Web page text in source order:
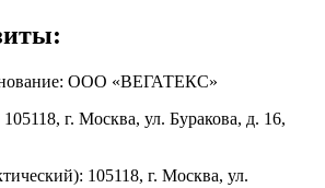
ООО «ВЕГАТЕКС»
г. Москва, ул. Буракова, д. 16,
105118, г. Москва, ул.